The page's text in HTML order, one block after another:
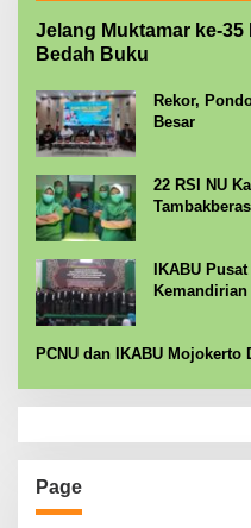
Jelang Muktamar ke-
Bedah Buku
Rekor,
Besar
22 RSI NU
Tambakberas
IKABU
PCNU dan IKABU
Page